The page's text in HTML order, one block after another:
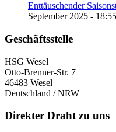
Enttäuschender
September 2025 - 18:55
Geschäftsstelle
HSG Wesel
Otto-Brenner-Str. 7
46483 Wesel
Deutschland / NRW
Direkter Draht zu uns